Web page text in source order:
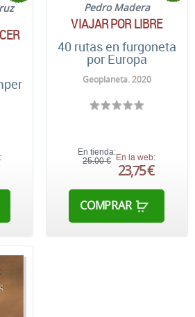
Pedro Madera
VIAJAR POR LIBRE
40 rutas en furgoneta
por Europa
Geoplaneta. 2020
En tienda:
25,00 €
En la web:
23,75 €
COMPRAR